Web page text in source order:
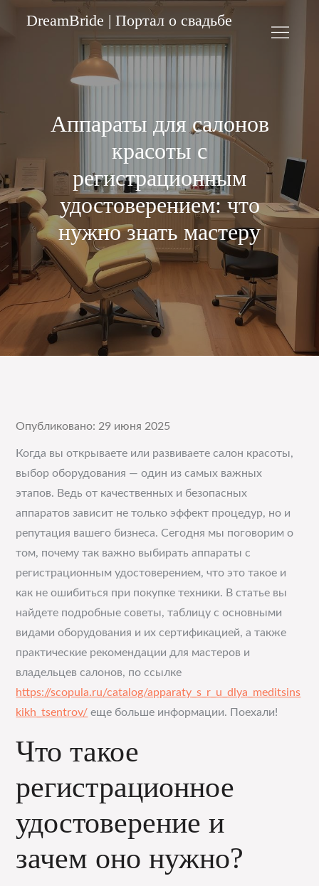
DreamBride | Портал о свадьбе
Аппараты для салонов
красоты с
регистрационным
удостоверением: что
нужно знать мастеру
Опубликовано: 29 июня 2025
Когда вы открываете или развиваете салон красоты,
выбор оборудования — один из самых важных
этапов. Ведь от качественных и безопасных
аппаратов зависит не только эффект процедур, но и
репутация вашего бизнеса. Сегодня мы поговорим о
том, почему так важно выбирать аппараты с
регистрационным удостоверением, что это такое и
как не ошибиться при покупке техники. В статье вы
найдете подробные советы, таблицу с основными
видами оборудования и их сертификацией, а также
практические рекомендации для мастеров и
владельцев салонов, по ссылке
https://scopula.ru/catalog/apparaty_s_r_u_dlya_meditsins
kikh_tsentrov/ еще больше информации. Поехали!
Что такое
регистрационное
удостоверение и
зачем оно нужно?